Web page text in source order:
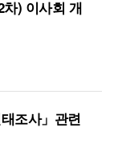
) 이사회 개
조사」관련